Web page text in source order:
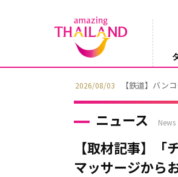
2026/08/03 【鉄道】バン
ニュース News
【取材記事】
マッサージから